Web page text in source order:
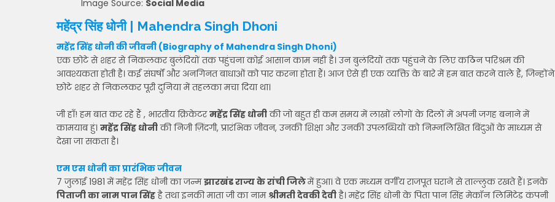
Image Source: Social Media
महेंद्र सिंह धोनी | Mahendra Singh Dhoni
महेंद्र सिंह धोनी की जीवनी (Biography of Mahendra Singh Dhoni)
एक छोटे से शहर से निकलकर बुलंदियों तक पहुंचना कोई आसान काम नहीं है। उन बुलंदियों तक पहुंचने के लिए कठिन परिश्रम की
आवश्यकता होती है। कई संघर्षों और अनगिनत बाधाओं को पार करना होता हैं। आज ऐसे ही एक व्यक्ति के बारे में हम बात करने वाले हैं, जिन्होंने
छोटे शहर से निकलकर पूरी दुनिया में तहलका मचा दिया था।
जी हाँ! हम बात कर रहे हैं , भारतीय क्रिकेटरमहेंद्र सिंह धोनीकी जो बहुत ही कम समय में लाखों लोगों के दिलों में अपनी जगह बनाने में
कामयाब हुं। महेंद्र सिंह धोनीकी निजी ज़िंदगी, प्रारंभिक जीवन, उनकी शिक्षा और उनकी उपलब्धियों को निम्नलिखित बिंदुओं के माध्यम से
देखा जा सकता है।
एम एस धोनी का प्रारंभिक जीवन
7 जुलाई 1981 में महेंद्र सिंह धोनी का जन्मझारखंड राज्य के रांची जिलेमें हुआ। वे एक मध्यम वर्गीय राजपूत घराने से ताल्लुक रखते हैं। इनके
पिताजी का नाम पान सिंहहै तथा इनकी माता जी का नामश्रीमती देवकी देवीहै। महेंद्र सिंह धोनी के पिता पान सिंह मेकॉन लिमिटेड कंपनी